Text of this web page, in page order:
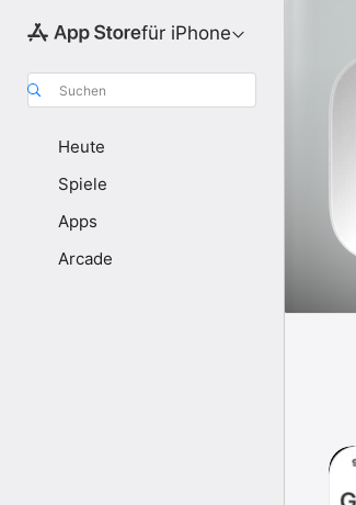
für iPhone
Suchen
Heute
Spiele
Apps
Arcade